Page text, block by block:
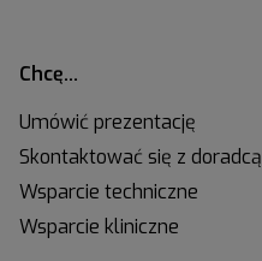
Chcę…
Umówić prezentację
Skontaktować się z doradcą
Wsparcie techniczne
Wsparcie kliniczne